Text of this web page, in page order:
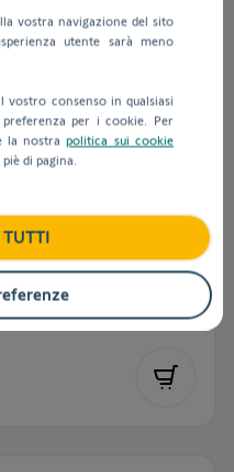
ADVANCED
esclusa
vostra navigazione del sito
utente sarà meno
vostro consenso in qualsiasi
per i cookie. Per
la nostrapolitica sui cookie
di pagina.
TUTTI